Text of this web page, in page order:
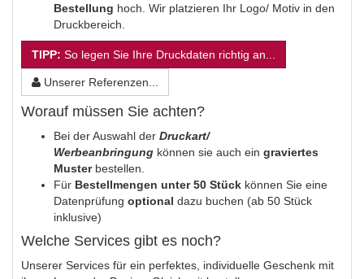
Bestellung hoch. Wir platzieren Ihr Logo/ Motiv in den
Druckbereich.
TIPP: So legen Sie Ihre Druckdaten richtig an...
Unserer Referenzen...
Worauf müssen Sie achten?
Bei der Auswahl der Druckart/
Werbeanbringung können sie auch ein graviertes
Musterbestellen.
Für Bestellmengen unter 50 Stück können Sie eine
Datenprüfung optional dazu buchen (ab 50 Stück
inklusive)
Welche Services gibt es noch?
Unserer Services für ein perfektes, individuelle Geschenk mit